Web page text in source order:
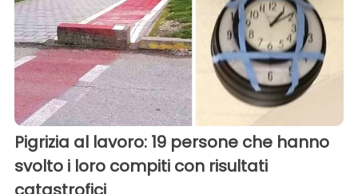
Pigrizia al lavoro: 19 persone che hanno
svolto i loro compiti con risultati